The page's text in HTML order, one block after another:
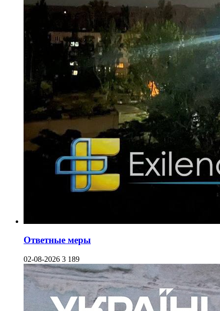
Ответные меры
02-08-2026 3 189